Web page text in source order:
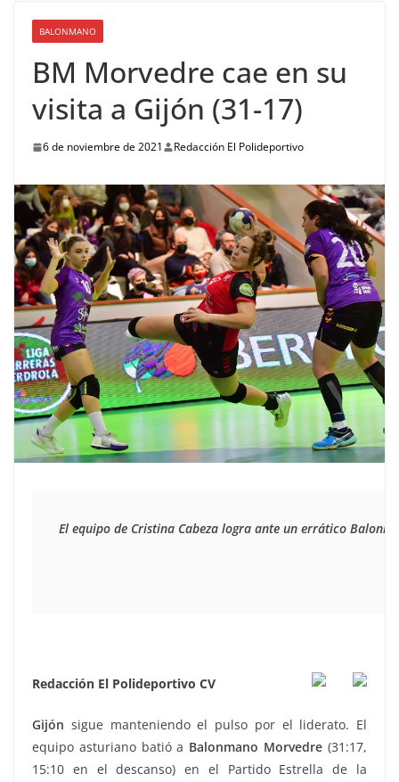
BALONMANO
BM Morvedre cae en su
visita a Gijón (31-17)
6 de noviembre de 2021 Redacción El Polideportivo
El equipo de Cristina Cabeza logra ante un errático
Redacción El Polideportivo CV
Gijón sigue manteniendo el pulso por el liderato. El
equipo asturiano batió a Balonmano Morvedre (31:17,
15:10 en el descanso) en el Partido Estrella de la